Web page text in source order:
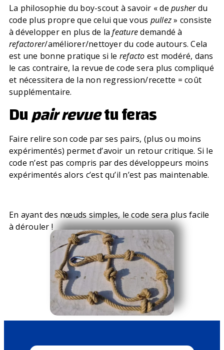
La philosophie du boy-scout à savoir « depusherdu
code plus propre que celui que vous pullez» consiste
à développer en plus de lafeaturedemandé à
refactorer/améliorer/nettoyer du code autours. Cela
est une bonne pratique si le refacto est modéré, dans
le cas contraire, la revue de code sera plus compliqué
et nécessitera de la non regression/recette = coût
supplémentaire.
Dupair revuetu feras
Faire relire son code par ses pairs, (plus ou moins
expérimentés) permet d’avoir un retour critique. Si le
code n’est pas compris par des développeurs moins
expérimentés alors c’est qu’il n’est pas maintenable.
En ayant des nœuds simples, le code sera plus facile
à dérouler !